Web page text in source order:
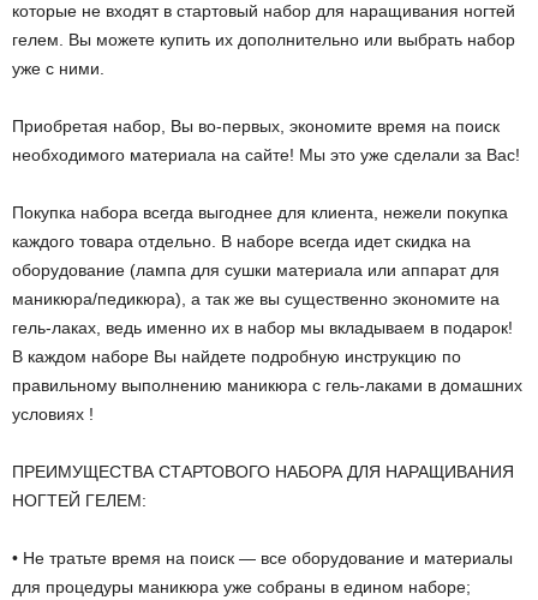
которые не входят в стартовый набор для наращивания ногтей
гелем. Вы можете купить их дополнительно или выбрать набор
уже с ними.
Приобретая набор, Вы во-первых, экономите время на поиск
необходимого материала на сайте! Мы это уже сделали за Вас!
Покупка набора всегда выгоднее для клиента, нежели покупка
каждого товара отдельно. В наборе всегда идет скидка на
оборудование (лампа для сушки материала или аппарат для
маникюра/педикюра), а так же вы существенно экономите на
гель-лаках, ведь именно их в набор мы вкладываем в подарок!
В каждом наборе Вы найдете подробную инструкцию по
правильному выполнению маникюра с гель-лаками в домашних
условиях !
ПРЕИМУЩЕСТВА СТАРТОВОГО НАБОРА ДЛЯ НАРАЩИВАНИЯ
НОГТЕЙ ГЕЛЕМ:
• Не тратьте время на поиск — все оборудование и материалы
для процедуры маникюра уже собраны в едином наборе;